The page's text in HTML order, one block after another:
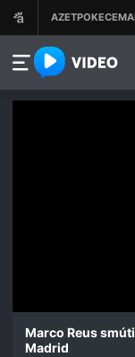
seconds
Marco Reus
Madrid